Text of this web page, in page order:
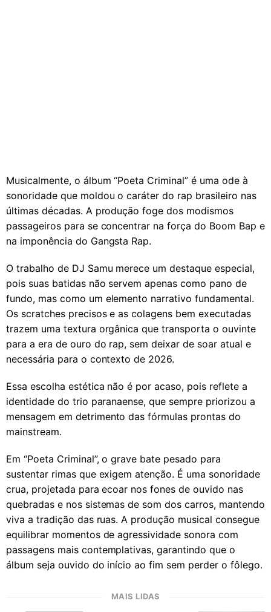
Musicalmente, o álbum “Poeta Criminal” é uma ode à
sonoridade que moldou o caráter do rap brasileiro nas
últimas décadas. A produção foge dos modismos
passageiros para se concentrar na força do Boom Bap e
na imponência do Gangsta Rap.
O trabalho de DJ Samu merece um destaque especial,
pois suas batidas não servem apenas como pano de
fundo, mas como um elemento narrativo fundamental.
Os scratches precisos e as colagens bem executadas
trazem uma textura orgânica que transporta o ouvinte
para a era de ouro do rap, sem deixar de soar atual e
necessária para o contexto de 2026.
Essa escolha estética não é por acaso, pois reflete a
identidade do trio paranaense, que sempre priorizou a
mensagem em detrimento das fórmulas prontas do
mainstream.
Em “Poeta Criminal”, o grave bate pesado para
sustentar rimas que exigem atenção. É uma sonoridade
crua, projetada para ecoar nos fones de ouvido nas
quebradas e nos sistemas de som dos carros, mantendo
viva a tradição das ruas. A produção musical consegue
equilibrar momentos de agressividade sonora com
passagens mais contemplativas, garantindo que o
álbum seja ouvido do início ao fim sem perder o fôlego.
MAIS LIDAS